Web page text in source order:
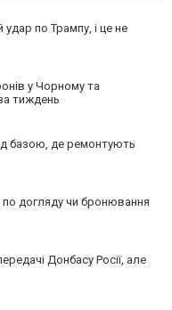
по Трампу, і це не
у Чорному та
тиждень
базою, де ремонтують
догляду чи бронювання
Донбасу Росії, але